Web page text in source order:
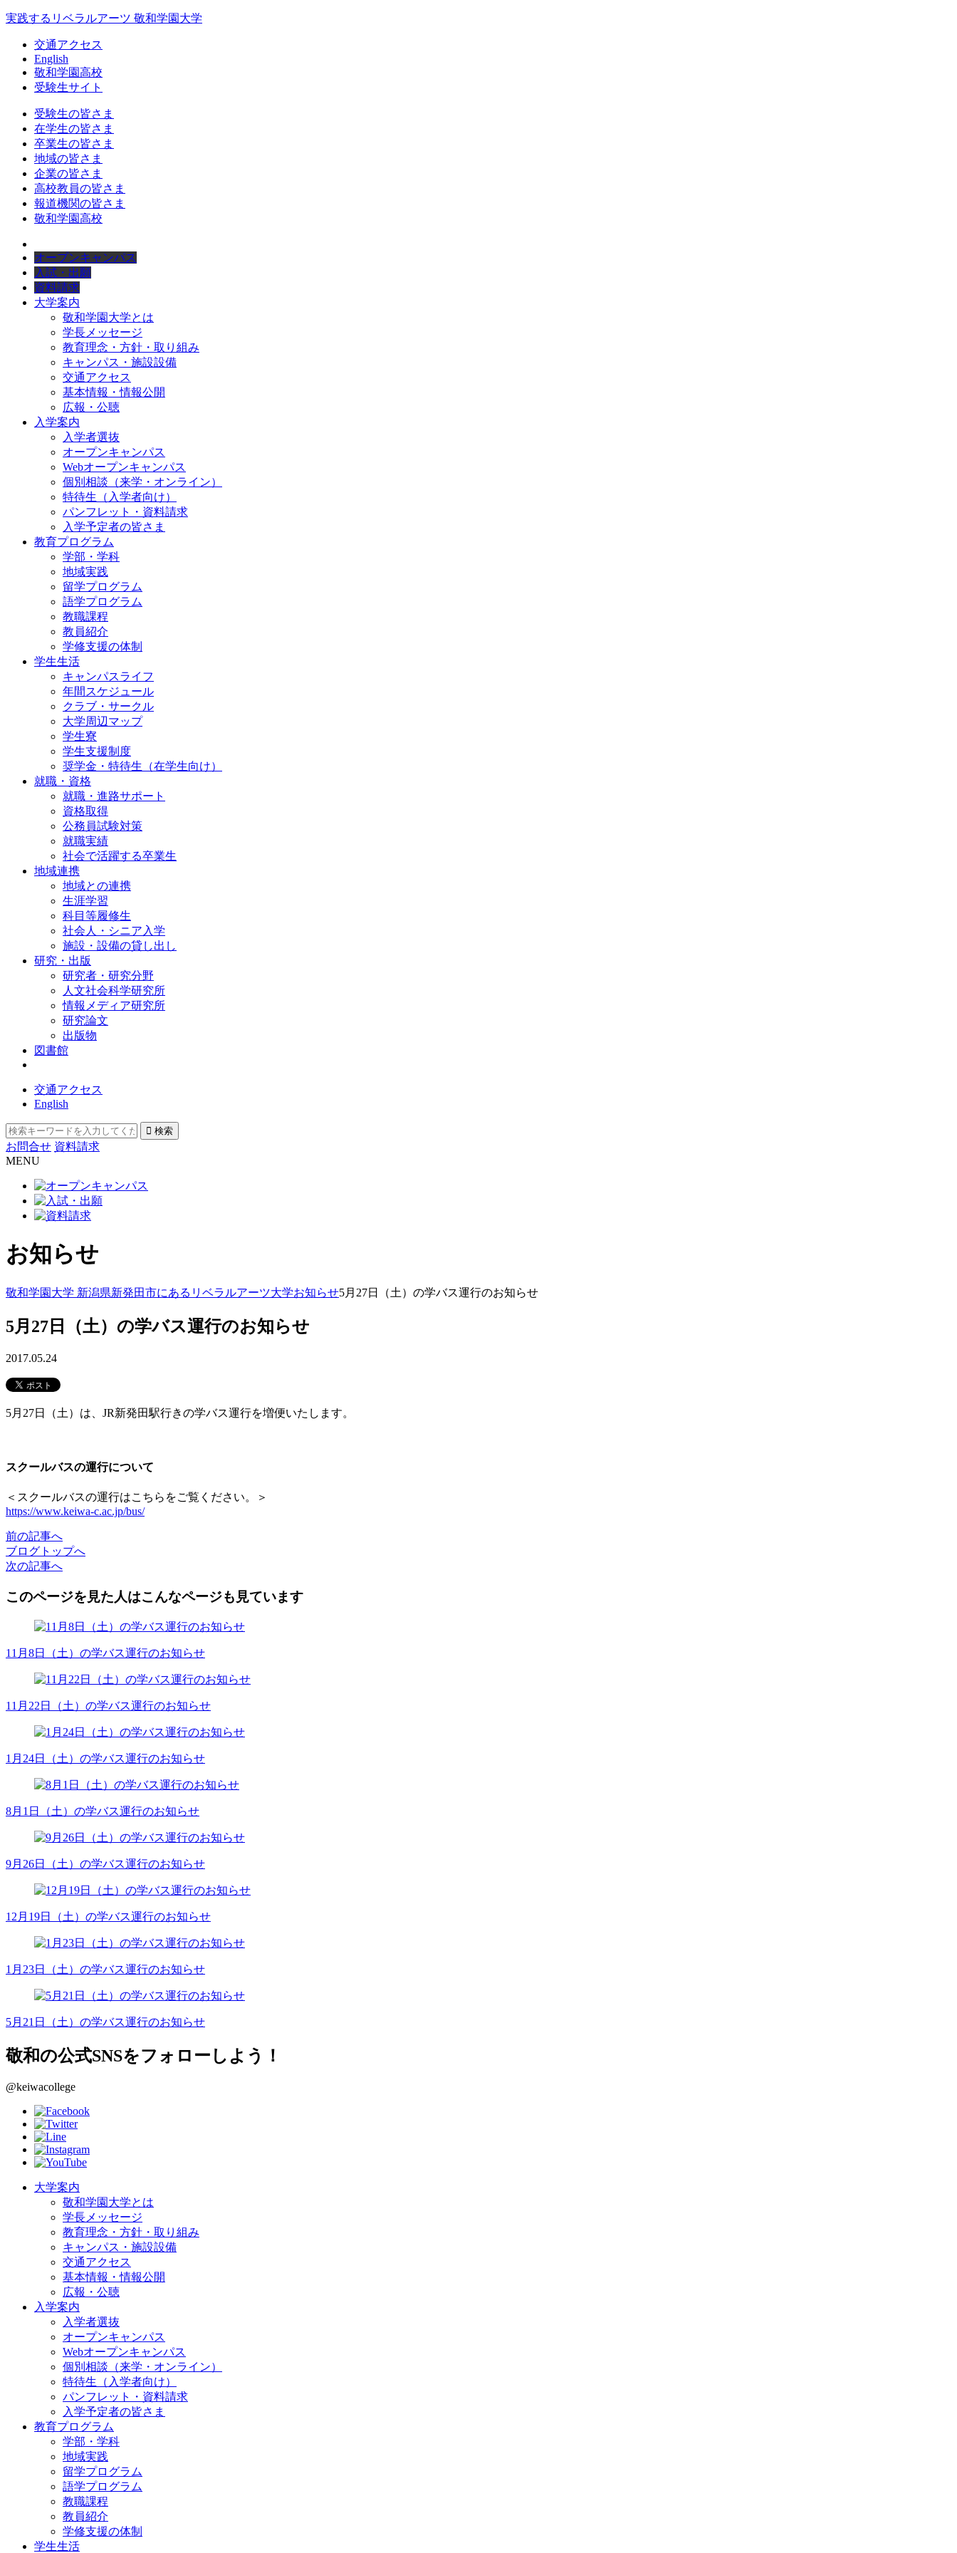
実践するリベラルアーツ 敬和学園大学
交通アクセス
English
敬和学園高校
受験生サイト
受験生の皆さま
在学生の皆さま
卒業生の皆さま
地域の皆さま
企業の皆さま
高校教員の皆さま
報道機関の皆さま
敬和学園高校
オープンキャンパス
入試・出願
資料請求
大学案内
敬和学園大学とは
学長メッセージ
教育理念・方針・取り組み
キャンパス・施設設備
交通アクセス
基本情報・情報公開
広報・公聴
入学案内
入学者選抜
オープンキャンパス
Webオープンキャンパス
個別相談（来学・オンライン）
特待生（入学者向け）
パンフレット・資料請求
入学予定者の皆さま
教育プログラム
学部・学科
地域実践
留学プログラム
語学プログラム
教職課程
教員紹介
学修支援の体制
学生生活
キャンパスライフ
年間スケジュール
クラブ・サークル
大学周辺マップ
学生寮
学生支援制度
奨学金・特待生（在学生向け）
就職・資格
就職・進路サポート
資格取得
公務員試験対策
就職実績
社会で活躍する卒業生
地域連携
地域との連携
生涯学習
科目等履修生
社会人・シニア入学
施設・設備の貸し出し
研究・出版
研究者・研究分野
人文社会科学研究所
情報メディア研究所
研究論文
出版物
図書館
交通アクセス
English
お問合せ 資料請求
MENU
お知らせ
敬和学園大学 新潟県新発田市にあるリベラルアーツ大学お知らせ5月27日（土）の学バス運行のお知らせ
5月27日（土）の学バス運行のお知らせ
2017.05.24
5月27日（土）は、JR新発田駅行きの学バス運行を増便いたします。
スクールバスの運行について
＜スクールバスの運行はこちらをご覧ください。＞
https://www.keiwa-c.ac.jp/bus/
前の記事へ
ブログ トップへ
次の記事へ
このページを見た人はこんなページも見ています
11月8日（土）の学バス運行のお知らせ
11月22日（土）の学バス運行のお知らせ
1月24日（土）の学バス運行のお知らせ
8月1日（土）の学バス運行のお知らせ
9月26日（土）の学バス運行のお知らせ
12月19日（土）の学バス運行のお知らせ
1月23日（土）の学バス運行のお知らせ
5月21日（土）の学バス運行のお知らせ
敬和の公式SNSをフォローしよう！
@keiwacollege
大学案内
敬和学園大学とは
学長メッセージ
教育理念・方針・取り組み
キャンパス・施設設備
交通アクセス
基本情報・情報公開
広報・公聴
入学案内
入学者選抜
オープンキャンパス
Webオープンキャンパス
個別相談（来学・オンライン）
特待生（入学者向け）
パンフレット・資料請求
入学予定者の皆さま
教育プログラム
学部・学科
地域実践
留学プログラム
語学プログラム
教職課程
教員紹介
学修支援の体制
学生生活